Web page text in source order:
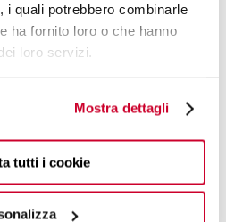
i quali potrebbero combinarle
ha fornito loro o che hanno
loro servizi.
Mostra dettagli
tutti i cookie